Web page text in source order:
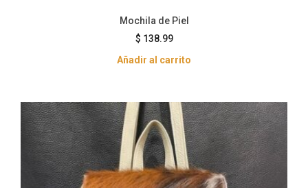
Mochila de Piel
$ 138.99
Añadir al carrito